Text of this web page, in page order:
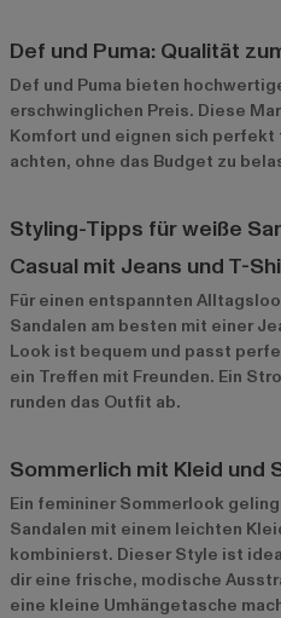
Def und Puma: Qualität
Def und Puma bieten
erschwinglichen Preis. Diese
Komfort und eignen sich
achten, ohne das Budget zu
Styling-Tipps für weiße
Casual mit Jeans und T-
Für einen entspannten
Sandalen am besten mit einer
Look ist bequem und passt
ein Treffen mit Freunden. Ein
runden das Outfit ab.
Sommerlich mit Kleid und
Ein femininer Sommerlook
Sandalen mit einem leichten
kombinierst. Dieser Style ist
dir eine frische, modische
eine kleine Umhängetasche